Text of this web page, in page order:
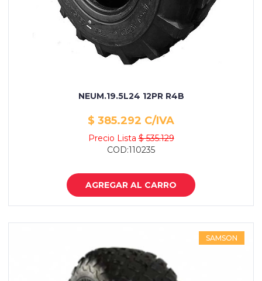
NEUM.19.5L24 12PR R4B
$ 385.292 C/IVA
Precio Lista$ 535.129
COD:110235
AGREGAR AL CARRO
SAMSON